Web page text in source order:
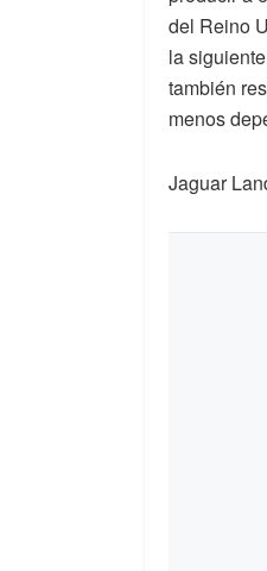
del Reino
la
también
menos
Jaguar